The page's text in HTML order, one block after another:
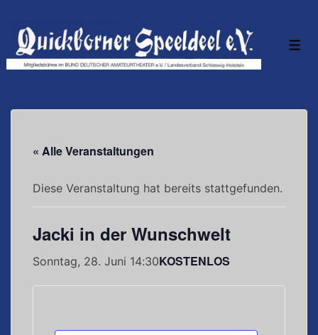
Zum
Inhalt
« Alle Veranstaltungen
Diese Veranstaltung hat bereits stattgefunden.
Jacki in der Wunschwelt
Sonntag, 28. Juni 14:30KOSTENLOS